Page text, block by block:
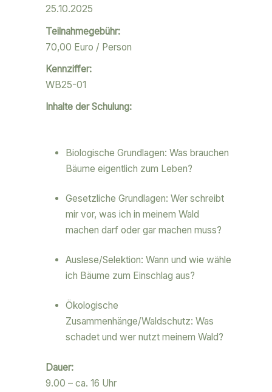
25.10.2025
Teilnahmegebühr:
70,00 Euro / Person
Kennziffer:
WB25-01
Inhalte der Schulung:
Biologische Grundlagen: Was brauchen
Bäume eigentlich zum Leben?
Gesetzliche Grundlagen: Wer schreibt
mir vor, was ich in meinem Wald
machen darf oder gar machen muss?
Auslese/Selektion: Wann und wie wähle
ich Bäume zum Einschlag aus?
Ökologische
Zusammenhänge/Waldschutz: Was
schadet und wer nutzt meinem Wald?
Dauer:
9.00 – ca. 16 Uhr